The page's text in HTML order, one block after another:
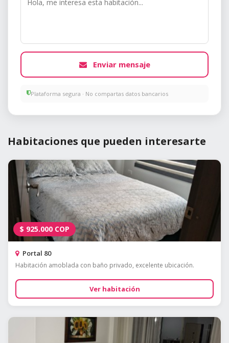
Enviar mensaje
Plataforma segura · No compartas datos bancarios
Habitaciones que pueden interesarte
$ 925.000 COP
Portal 80
Habitación amoblada con baño privado, excelente ubicación.
Ver habitación